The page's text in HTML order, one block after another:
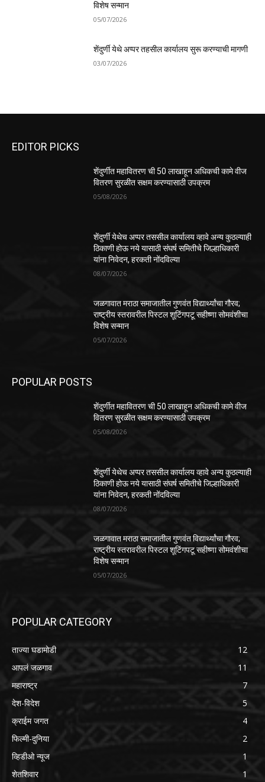
विशेष सन्मान
05/07/2026
शेंदुर्णी येथे अप्पर तहसील कार्यालय सुरू करण्याची मागणी
03/07/2026
EDITOR PICKS
शेंदुर्णीत महावितरण ची 50 लाखाहून अधिकची कामे वीज
वितरण सुरळीत सक्षम करण्यासाठी उपक्रम
05/08/2026
शेंदुर्णी येथेच अप्पर तससील कार्यालय व्हावे अन्य कुठल्याही
ठिकाणी होऊ नये यासाठी संघर्ष समितीचे जिल्हाधिकारी
यांना निवेदन, हरकती नोंदविल्या
08/07/2026
जळगावात मराठा समाजातील गुणवंत विद्यार्थ्यांचा गौरव;
राष्ट्रीय स्तरावरील पिस्टल शूटिंगपटू सहीष्णा सोमवंशीचा
विशेष सन्मान
05/07/2026
POPULAR POSTS
शेंदुर्णीत महावितरण ची 50 लाखाहून अधिकची कामे वीज
वितरण सुरळीत सक्षम करण्यासाठी उपक्रम
05/08/2026
शेंदुर्णी येथेच अप्पर तससील कार्यालय व्हावे अन्य कुठल्याही
ठिकाणी होऊ नये यासाठी संघर्ष समितीचे जिल्हाधिकारी
यांना निवेदन, हरकती नोंदविल्या
08/07/2026
जळगावात मराठा समाजातील गुणवंत विद्यार्थ्यांचा गौरव;
राष्ट्रीय स्तरावरील पिस्टल शूटिंगपटू सहीष्णा सोमवंशीचा
विशेष सन्मान
05/07/2026
POPULAR CATEGORY
ताज्या घडामोडी
12
आपलं जळगाव
11
महाराष्ट्र
7
देश-विदेश
5
क्राईम जगत
4
फिल्मी-दुनिया
2
व्हिडीओ न्यूज
1
शेतशिवार
1